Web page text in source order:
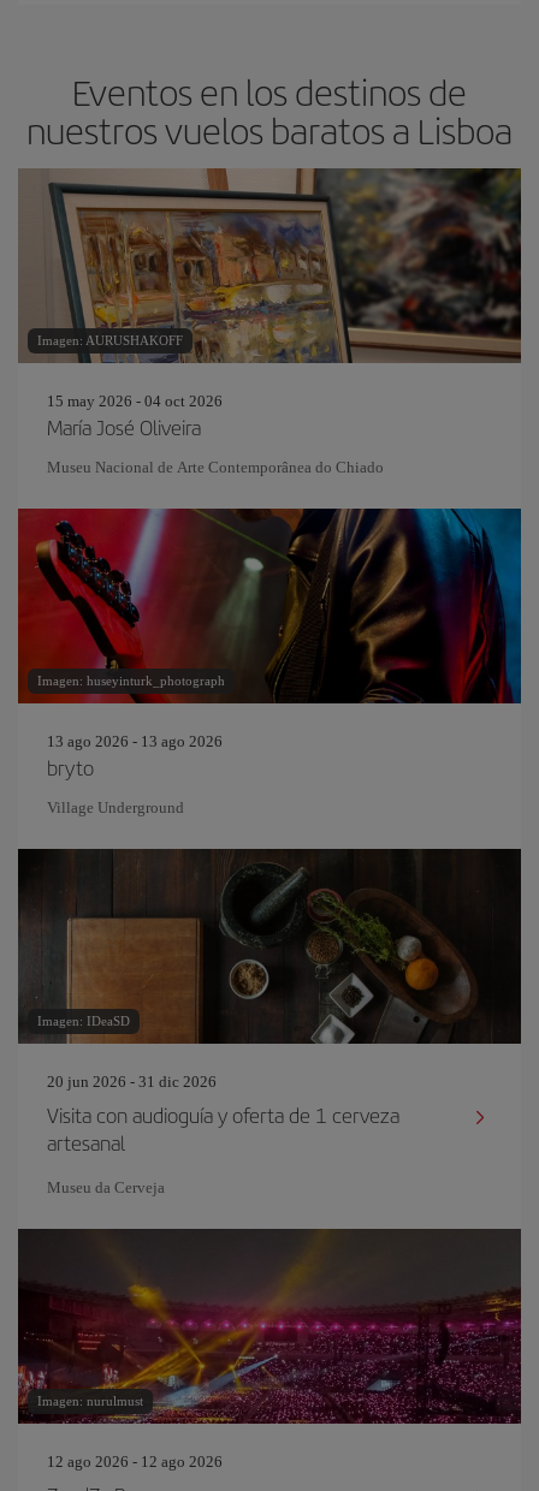
Eventos en los destinos de
nuestros vuelos baratos a Lisboa
Imagen: AURUSHAKOFF
15 may 2026 - 04 oct 2026
María José Oliveira
Museu Nacional de Arte Contemporânea do Chiado
Imagen: huseyinturk_photograph
13 ago 2026 - 13 ago 2026
bryto
Village Underground
Imagen: IDeaSD
20 jun 2026 - 31 dic 2026
Visita con audioguía y oferta de 1 cerveza
artesanal
Museu da Cerveja
Imagen: nurulmust
12 ago 2026 - 12 ago 2026